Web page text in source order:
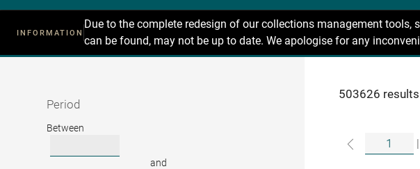
INFORMATION
Due to the complete redesign of our collections management
can be found, may not be up to date. We apologise for any
Recherche
Period
Period
Between
and
503626 results
|